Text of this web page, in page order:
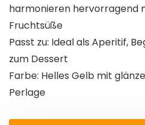
harmonieren hervorragend
Fruchtsüße
Passt zu: Ideal als Aperitif,
zum Dessert
Farbe: Helles Gelb mit
Perlage